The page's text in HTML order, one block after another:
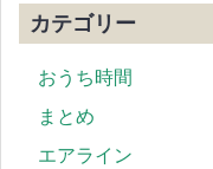
カテゴリー
おうち時間
まとめ
エアライン